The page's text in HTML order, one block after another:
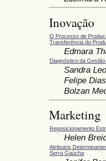
Inovação
O Processo de
Transferência do
Edmara
Diagnóstico da
Sandra
Felipe
Bolzan
Marketing
Reposicionamento
Helen
Atributos
Serra Gaúcha